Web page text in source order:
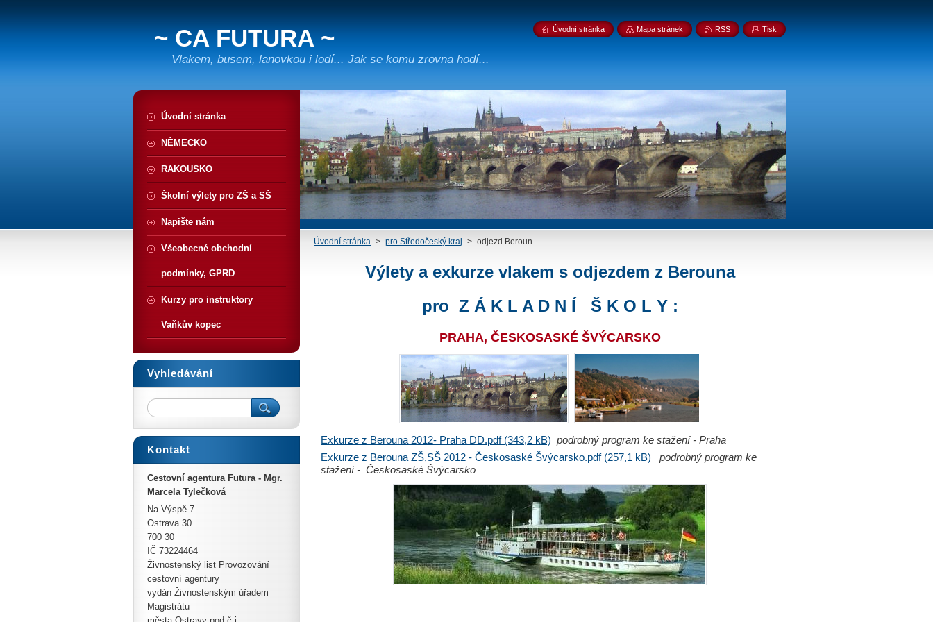
~ CA FUTURA ~
Vlakem, busem, lanovkou i lodí... Jak se komu zrovna hodí...
Úvodní stránka > pro Středočeský kraj > odjezd Beroun
Výlety a exkurze vlakem s odjezdem z Berouna
pro Z Á K L A D N Í Š K O L Y :
PRAHA, ČESKOSASKÉ ŠVÝCARSKO
Exkurze z Berouna 2012- Praha DD.pdf (343,2 kB) podrobný program ke stažení - Praha
Exkurze z Berouna ZŠ,SŠ 2012 - Českosaské Švýcarsko.pdf (257,1 kB)
podrobný program ke
stažení - Českosaské Švýcarsko
Úvodní stránka
NĚMECKO
RAKOUSKO
Školní výlety pro ZŠ a SŠ
Napište nám
Všeobecné obchodní
podmínky, GPRD
Kurzy pro instruktory
Vaňkův kopec
Vyhledávání
Kontakt
Cestovní agentura Futura - Mgr.
Marcela Tylečková
Na Výspě 7
Ostrava 30
700 30
IČ 73224464
Živnostenský list Provozování
cestovní agentury
vydán Živnostenským úřadem
Magistrátu
Úvodní stránka Mapa stránek RSS Tisk